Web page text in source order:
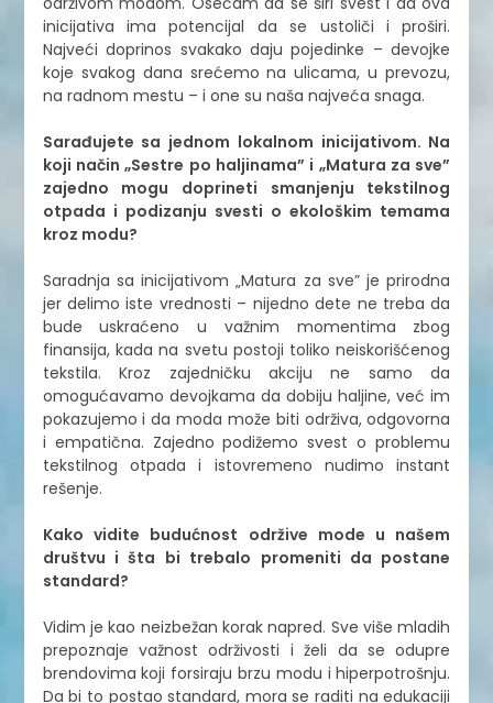
inicijativa ima potencijal da se ustoliči i proširi.
Najveći doprinos svakako daju pojedinke – devojke
koje svakog dana srećemo na ulicama, u prevozu,
na radnom mestu – i one su naša najveća snaga.
Sarađujete sa jednom lokalnom inicijativom. Na
koji način „Sestre po haljinama” i „Matura za sve”
zajedno mogu doprineti smanjenju tekstilnog
otpada i podizanju svesti o ekološkim temama
kroz modu?
Saradnja sa inicijativom „Matura za sve” je prirodna
jer delimo iste vrednosti – nijedno dete ne treba da
bude uskraćeno u važnim momentima zbog
finansija, kada na svetu postoji toliko neiskorišćenog
tekstila. Kroz zajedničku akciju ne samo da
omogućavamo devojkama da dobiju haljine, već im
pokazujemo i da moda može biti održiva, odgovorna
i empatična. Zajedno podižemo svest o problemu
tekstilnog otpada i istovremeno nudimo instant
rešenje.
Kako vidite budućnost održive mode u našem
društvu i šta bi trebalo promeniti da postane
standard?
Vidim je kao neizbežan korak napred. Sve više mladih
prepoznaje važnost održivosti i želi da se odupre
brendovima koji forsiraju brzu modu i hiperpotrošnju.
Da bi to postao standard, mora se raditi na edukaciji